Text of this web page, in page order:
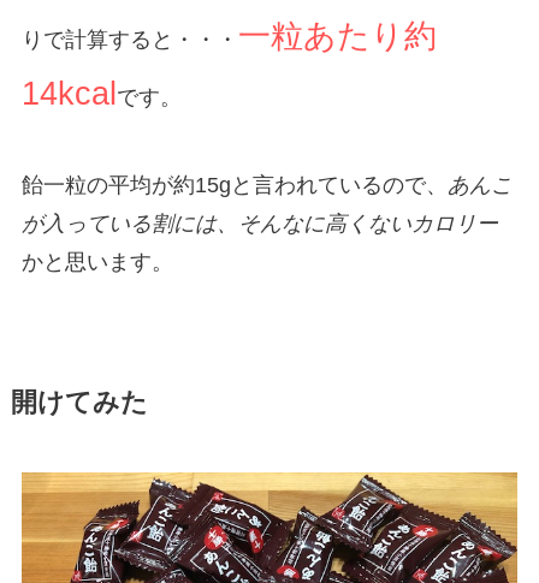
りで計算すると・・・ 一粒あたり約
14kcal です。
飴一粒の平均が約15gと言われているので、 あんこ
が入っている割には、そんなに高くないカロリー
かと思います。
開けてみた